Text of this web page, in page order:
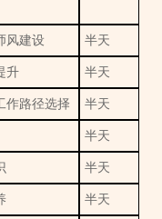
风建设 半天
升 半天
作路径选择 半天
半天
半天
半天